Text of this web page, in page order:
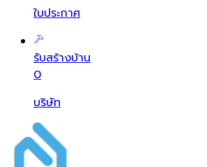
ใบประกาศ
รับสร้างบ้าน
0
บริษัท